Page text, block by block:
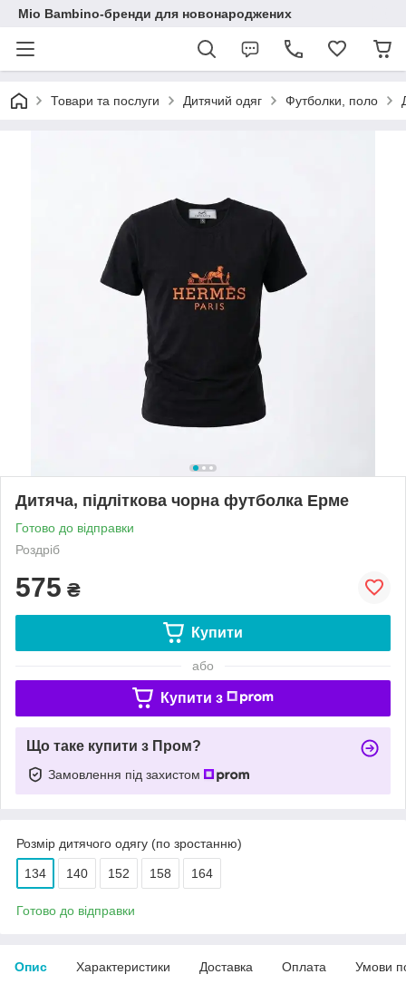
Mio Bambino-бренди для новонароджених
Товари та послуги Дитячий одяг Футболки, поло
Дитяча, підліткова чорна футболка Ерме
Готово до відправки
Роздріб
575 ₴
Купити
або
Купити з
Що таке купити з Пром?
Замовлення під захистом
Розмір дитячого одягу (по зростанню)
134 140 152 158 164
Готово до відправки
Опис Характеристики Доставка Оплата Умови